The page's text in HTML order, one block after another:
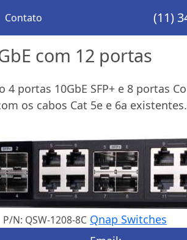
Contato (11)
com 12 portas
portas 10GbE SFP+ e 8 portas
os cabos Cat 5e e 6a
P/N: QSW-1208-8C Qnap Switches